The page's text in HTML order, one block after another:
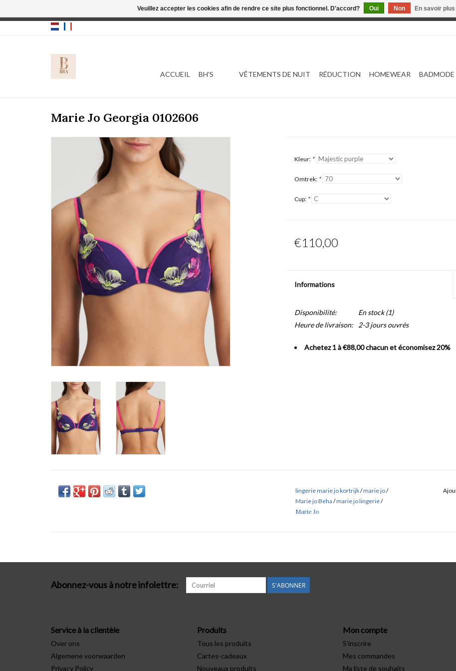
ACCUEIL BH'S VÊTEMENTS DE NUIT RÉDUCTION HOMEWEAR BADMODE
Marie Jo Georgia 0102606
Kleur: *
Omtrek: *
Cup: *
€110,00
Informations
Disponibilité: En stock(1)
Heure de livraison:
2-3 jours ouvrés
Achetez 1 à €88,00 chacun et économisez 20%
lingerie marie jo kortrijk/marie jo/
Marie jo Beha /marie jo lingerie/
Marie Jo
Abonnez-vous à notre infolettre: S'ABONNER
Service à la clientèle
Over ons
Algemene voorwaarden
Privacy Policy
Produits
Tous les produits
Cartes-cadeaux
Nouveaux produits
Mon compte
S'inscrire
Mes commandes
Ma liste de souhaits
Veuillez accepter les cookies afin de rendre ce site plus fonctionnel. D'accord? Oui Non En savoir
Cette boutique est en construction. Toute commande passée ne sera ni traitée,